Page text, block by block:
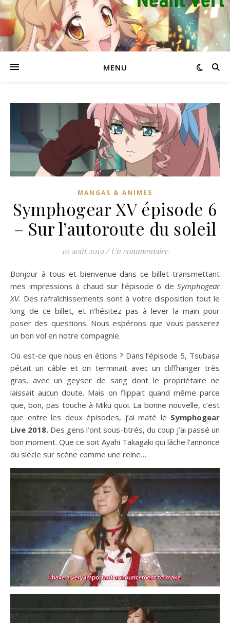
MENU
MANGAS & ANIMES
Symphogear XV épisode 6
– Sur l’autoroute du soleil
10 août 2019 / Un commentaire
Bonjour à tous et bienvenue dans ce billet transmettant
mes impressions à chaud sur l’épisode 6 de Symphogear
XV. Des rafraîchissements sont à votre disposition tout le
long de ce billet, et n’hésitez pas à lever la main pour
poser des questions. Nous espérons que vous passerez
un bon vol en notre compagnie.
Où est-ce que nous en étions ? Dans l’épisode 5, Tsubasa
pétait un câble et on terminait avec un cliffhanger très
gras, avec un geyser de sang dont le propriétaire ne
laissait aucun doute. Mais on flippait quand même parce
que, bon, pas touche à Miku quoi. La bonne nouvelle, c’est
que entre les deux épisodes, j’ai maté le Symphogear
Live 2018. Des gens l’ont sous-titrés, du coup j’ai passé un
bon moment. Que ce soit Ayahi Takagaki qui lâche l’annonce
du siècle sur scène comme une reine…